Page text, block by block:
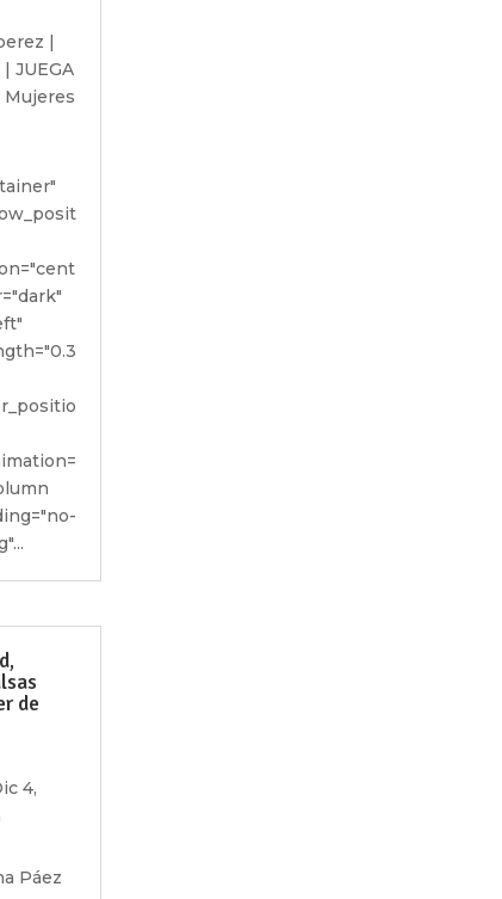
JUEGA
Mujeres
de
4,
Páez